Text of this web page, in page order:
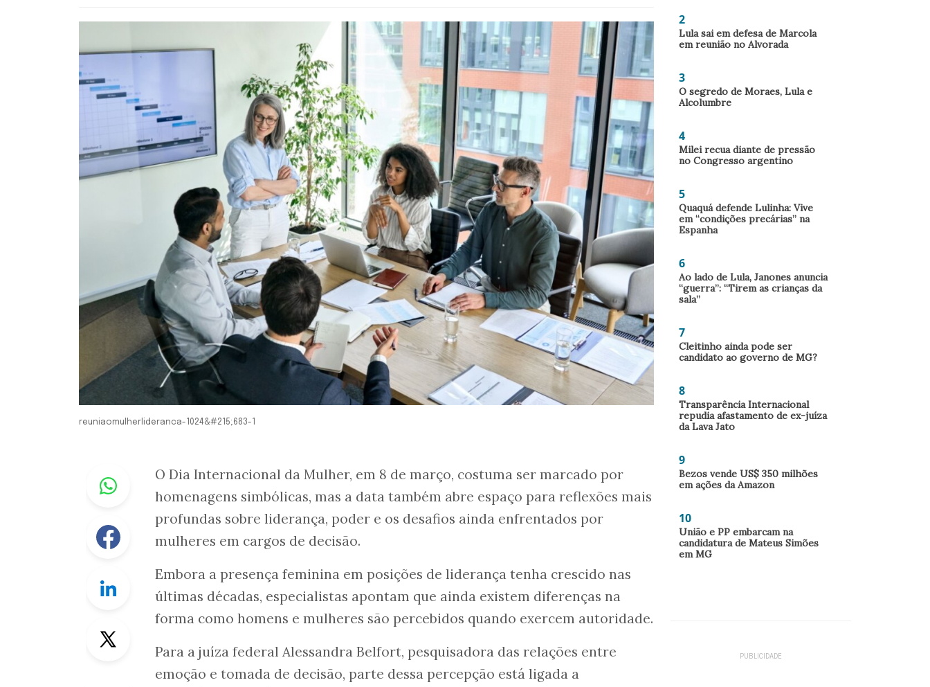
reuniaomulherlideranca-1024&#215;683-1
Whastapp
Facebook
Linkedin
Twitter
O Dia Internacional da Mulher, em 8 de março, costuma ser marcado por
homenagens simbólicas, mas a data também abre espaço para reflexões mais
profundas sobre liderança, poder e os desafios ainda enfrentados por
mulheres em cargos de decisão.
Embora a presença feminina em posições de liderança tenha crescido nas
últimas décadas, especialistas apontam que ainda existem diferenças na
forma como homens e mulheres são percebidos quando exercem autoridade.
Para a juíza federal Alessandra Belfort, pesquisadora das relações entre
emoção e tomada de decisão, parte dessa percepção está ligada a
2
Lula sai em defesa de Marcola
em reunião no Alvorada
3
O segredo de Moraes, Lula e
Alcolumbre
4
Milei recua diante de pressão
no Congresso argentino
5
Quaquá defende Lulinha: Vive
em “condições precárias” na
Espanha
6
Ao lado de Lula, Janones anuncia
“guerra”: “Tirem as crianças da
sala”
7
Cleitinho ainda pode ser
candidato ao governo de MG?
8
Transparência Internacional
repudia afastamento de ex-juíza
da Lava Jato
9
Bezos vende US$ 350 milhões
em ações da Amazon
10
União e PP embarcam na
candidatura de Mateus Simões
em MG